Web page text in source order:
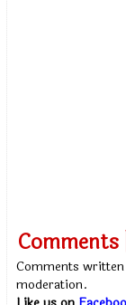
Comments |
Comments
moderation.